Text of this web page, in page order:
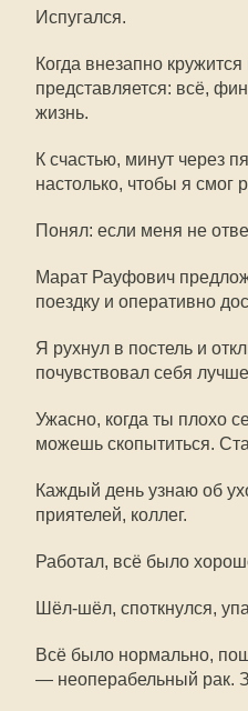
Испугался.
Когда внезапно кружится
представляется: всё,
жизнь.
К счастью, минут через
настолько, чтобы я смог
Понял: если меня не
Марат Рауфович
поездку и оперативно
Я рухнул в постель и
почувствовал себя
Ужасно, когда ты плохо
можешь скопытиться.
Каждый день узнаю об
приятелей, коллег.
Работал, всё было
Шёл-шёл, споткнулся,
Всё было нормально,
— неоперабельный рак.